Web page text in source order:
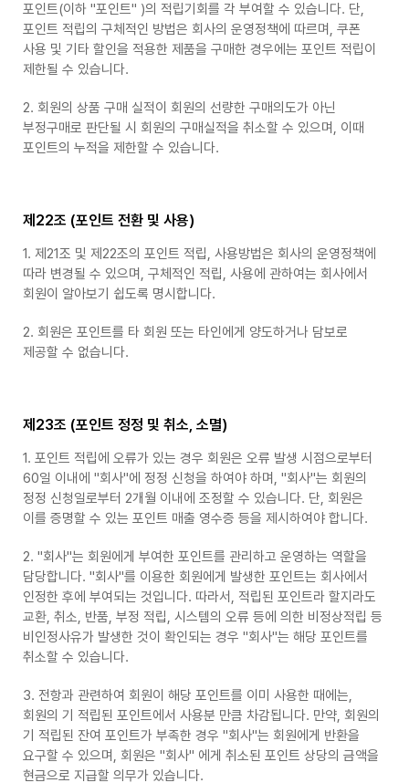
포인트(이하 "포인트" )의 적립기회를 각 부여할 수 있습니다. 단,
포인트 적립의 구체적인 방법은 회사의 운영정책에 따르며, 쿠폰
사용 및 기타 할인을 적용한 제품을 구매한 경우에는 포인트 적립이
제한될 수 있습니다.
2. 회원의 상품 구매 실적이 회원의 선량한 구매의도가 아닌
부정구매로 판단될 시 회원의 구매실적을 취소할 수 있으며, 이때
포인트의 누적을 제한할 수 있습니다.
제22조 (포인트 전환 및 사용)
1. 제21조 및 제22조의 포인트 적립, 사용방법은 회사의 운영정책에
따라 변경될 수 있으며, 구체적인 적립, 사용에 관하여는 회사에서
회원이 알아보기 쉽도록 명시합니다.
2. 회원은 포인트를 타 회원 또는 타인에게 양도하거나 담보로
제공할 수 없습니다.
제23조 (포인트 정정 및 취소, 소멸)
1. 포인트 적립에 오류가 있는 경우 회원은 오류 발생 시점으로부터
60일 이내에 "회사"에 정정 신청을 하여야 하며, "회사"는 회원의
정정 신청일로부터 2개월 이내에 조정할 수 있습니다. 단, 회원은
이를 증명할 수 있는 포인트 매출 영수증 등을 제시하여야 합니다.
2. "회사"는 회원에게 부여한 포인트를 관리하고 운영하는 역할을
담당합니다. "회사"를 이용한 회원에게 발생한 포인트는 회사에서
인정한 후에 부여되는 것입니다. 따라서, 적립된 포인트라 할지라도
교환, 취소, 반품, 부정 적립, 시스템의 오류 등에 의한 비정상적립 등
비인정사유가 발생한 것이 확인되는 경우 "회사"는 해당 포인트를
취소할 수 있습니다.
3. 전항과 관련하여 회원이 해당 포인트를 이미 사용한 때에는,
회원의 기 적립된 포인트에서 사용분 만큼 차감됩니다. 만약, 회원의
기 적립된 잔여 포인트가 부족한 경우 "회사"는 회원에게 반환을
요구할 수 있으며, 회원은 "회사" 에게 취소된 포인트 상당의 금액을
현금으로 지급할 의무가 있습니다.